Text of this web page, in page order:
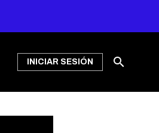
INICIAR SESIÓN search